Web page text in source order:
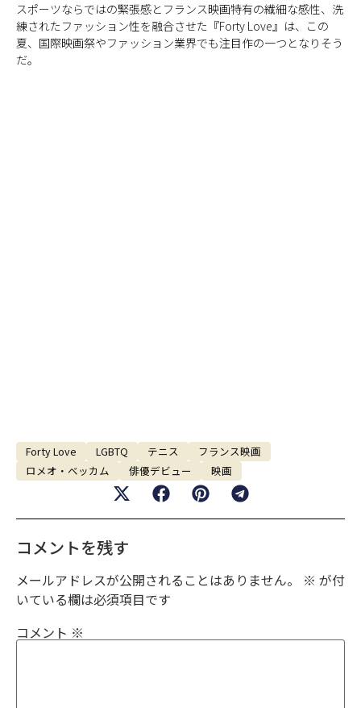
スポーツならではの緊張感とフランス映画特有の繊細な感性、洗
練されたファッション性を融合させた『Forty Love』は、この
夏、国際映画祭やファッション業界でも注目作の一つとなりそう
だ。
Forty Love LGBTQ テニス
フランス映画
ロメオ・ベッカム
俳優デビュー 映画
コメントを残す
メールアドレスが公開されることはありません。 ※ が付
いている欄は必須項目です
コメント ※